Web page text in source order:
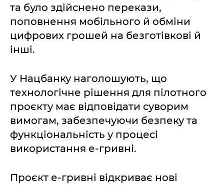
та було здійснено перекази,
поповнення мобільного й обміни
цифрових грошей на безготівкові й
інші.
У Нацбанку наголошують, що
технологічне рішення для пілотного
проєкту має відповідати суворим
вимогам, забезпечуючи безпеку та
функціональність у процесі
використання е-гривні.
Проєкт е-гривні відкриває нові